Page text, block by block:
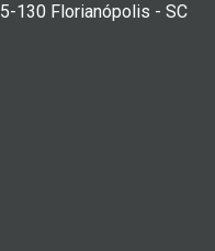
130 Florianópolis - SC